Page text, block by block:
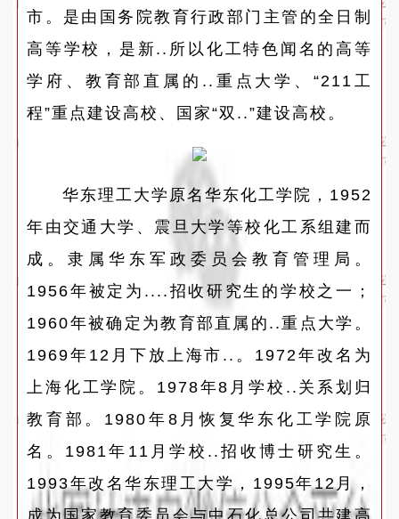
市。是由国务院教育行政部门主管的全日制
高等学校，是新..所以化工特色闻名的高等
学府、教育部直属的..重点大学、“211工
程”重点建设高校、国家“双..”建设高校。
华东理工大学原名华东化工学院，1952
年由交通大学、震旦大学等校化工系组建而
成。隶属华东军政委员会教育管理局。
1956年被定为....招收研究生的学校之一；
1960年被确定为教育部直属的..重点大学。
1969年12月下放上海市..。1972年改名为
上海化工学院。1978年8月学校..关系划归
教育部。1980年8月恢复华东化工学院原
名。1981年11月学校..招收博士研究生。
1993年改名华东理工大学，1995年12月，